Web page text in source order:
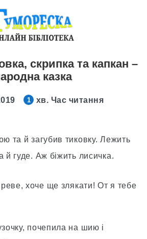
скрипка та капкан –
казка
1 хв. Час читання
та й загубив тиковку. Лежить
й гуде. Аж біжить лисичка.
хоче ще злякати! От я тебе
почепила на шию і